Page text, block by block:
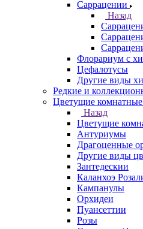
Саррацении
Назад
Флорариум с
Цефалотусы
Другие виды
Редкие и
Цветущие комнатные
Назад
Цветущие
Антуриумы
Драгоценные
Другие виды
Зантедескии
Каланхоэ
Кампанулы
Орхидеи
Пуансеттии
Розы